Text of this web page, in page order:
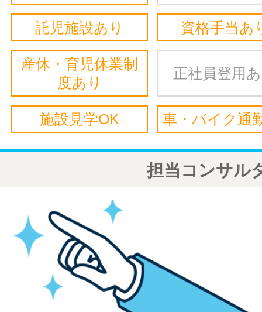
託児施設あり 資格手当あ
産休・育児休業制
度あり
正社員登用
施設見学OK 車・バイク通
担当コンサル